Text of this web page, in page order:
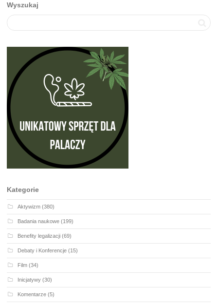
Wyszukaj
Kategorie
Aktywizm (380)
Badania naukowe (199)
Benefity legalizacji (69)
Debaty i Konferencje (15)
Film (34)
Inicjatywy (30)
Komentarze (5)